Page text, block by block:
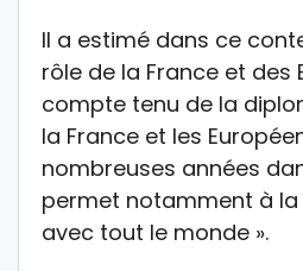
Il a estimé dans ce
rôle de la France et des
compte tenu de la
la France et les
nombreuses années
permet notamment à la
avec tout le monde ».